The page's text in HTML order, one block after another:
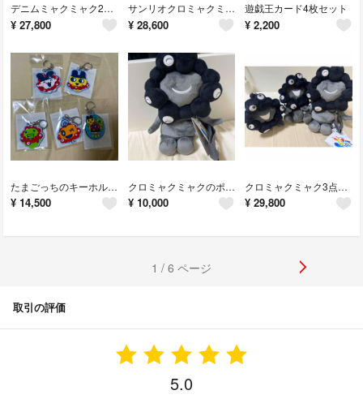
デニムミャクミャク2点セット
¥ 27,800
サンリオクロミャクミャク5点セット
¥ 28,600
遊戯王カード4枚セット
¥ 2,200
たまごっちのキーホルダー万博限定
¥ 14,500
クロミャクミャクのポーチ
¥ 10,000
クロミャクミャク3点セット‼️
¥ 29,800
1 / 6 ページ
取引の評価
5.0